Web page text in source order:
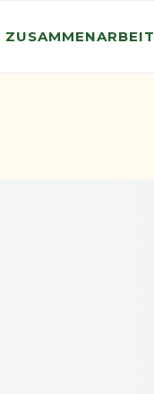
ZUSAMMENARBEIT